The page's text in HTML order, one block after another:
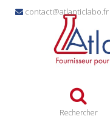
contact@atlanticlabo.fr
Rechercher